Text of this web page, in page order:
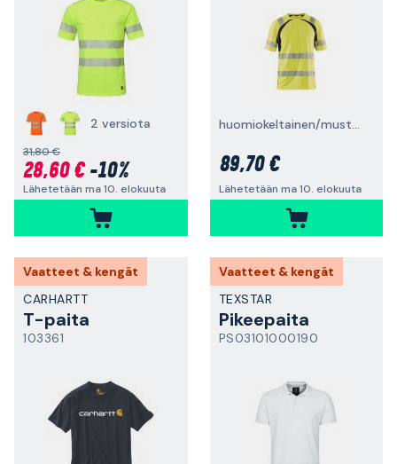
2 versiota
31,80 €
28,60 €-10%
Lähetetään ma 10. elokuuta
huomiokeltainen/musta, UV-suojattu, huomioväri
89,70 €
Lähetetään ma 10. elokuuta
Vaatteet & kengät
CARHARTT
T-paita
103361
Vaatteet & kengät
TEXSTAR
Pikeepaita
PS03101000190